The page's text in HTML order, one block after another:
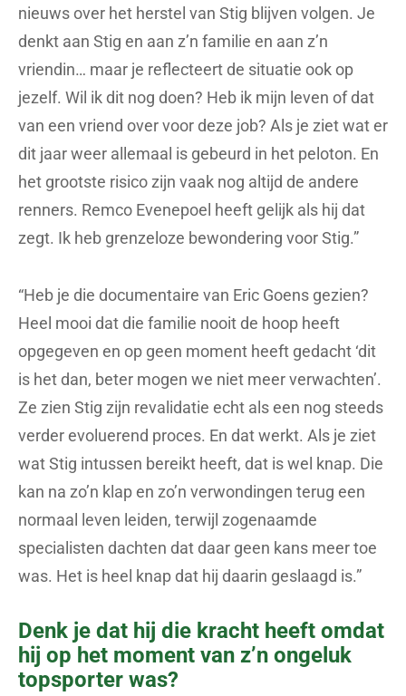
nieuws over het herstel van Stig blijven volgen. Je
denkt aan Stig en aan z’n familie en aan z’n
vriendin… maar je reflecteert de situatie ook op
jezelf. Wil ik dit nog doen? Heb ik mijn leven of dat
van een vriend over voor deze job? Als je ziet wat er
dit jaar weer allemaal is gebeurd in het peloton. En
het grootste risico zijn vaak nog altijd de andere
renners. Remco Evenepoel heeft gelijk als hij dat
zegt. Ik heb grenzeloze bewondering voor Stig.”
“Heb je die documentaire van Eric Goens gezien?
Heel mooi dat die familie nooit de hoop heeft
opgegeven en op geen moment heeft gedacht ‘dit
is het dan, beter mogen we niet meer verwachten’.
Ze zien Stig zijn revalidatie echt als een nog steeds
verder evoluerend proces. En dat werkt. Als je ziet
wat Stig intussen bereikt heeft, dat is wel knap. Die
kan na zo’n klap en zo’n verwondingen terug een
normaal leven leiden, terwijl zogenaamde
specialisten dachten dat daar geen kans meer toe
was. Het is heel knap dat hij daarin geslaagd is.”
Denk je dat hij die kracht heeft omdat
hij op het moment van z’n ongeluk
topsporter was?